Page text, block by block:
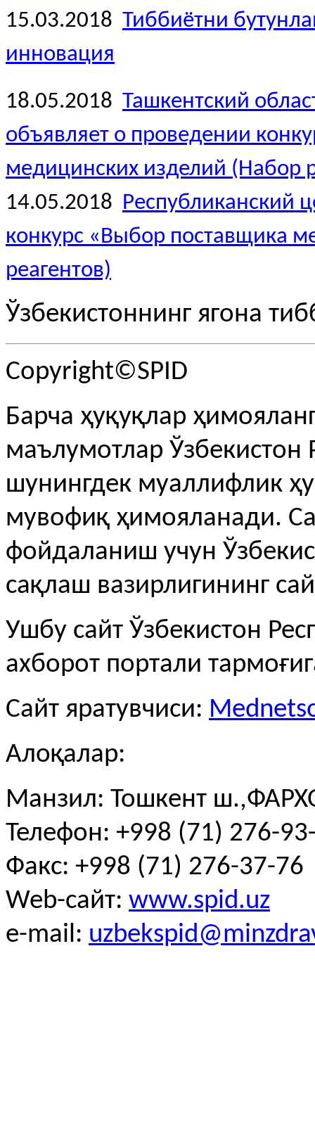
15.03.2018 Тиббиётни
инновация
18.05.2018 Ташкентский
объявляет о проведении
медицинских изделий (Набор
14.05.2018 Республиканский
конкурс «Выбор поставщика
реагентов)
Ўзбекистоннинг ягона
Copyright©SPID
Барча ҳуқуқлар
маълумотлар Ўзбекистон
шунингдек муаллифлик
мувофиқ ҳимояланади.
фойдаланиш учун
сақлаш вазирлигининг
Ушбу сайт Ўзбекистон
ахборот портали
Сайт яратувчиси:
Алоқалар:
Манзил: Тошкент
Телефон: +998 (71) 276-
Факс: +998 (71) 276-37-76
Web-сайт: www.spid.uz
e-mail: